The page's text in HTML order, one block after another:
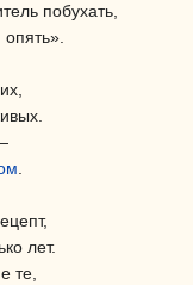
побухать,
.
лет.
те,